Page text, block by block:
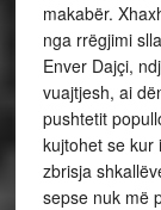
makabër.
nga rrëgjimi
Enver Dajçi,
vuajtjesh, ai
pushtetit
kujtohet se kur
zbrisja
sepse nuk më